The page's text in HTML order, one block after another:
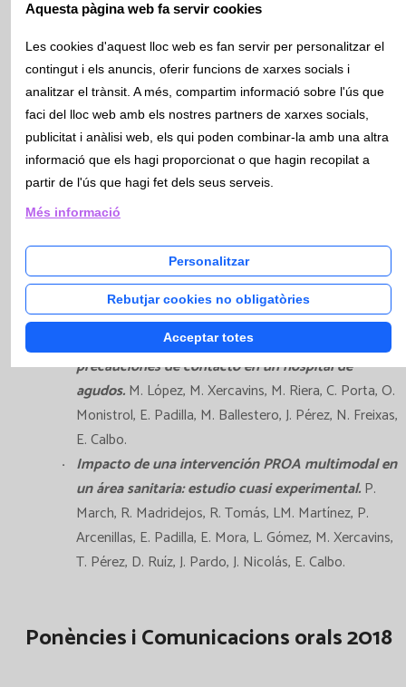
Ponències i Comunicacions orals 2019
Lluïsa Juan Pereira, ponent del Curs:Anàlisis
Clíniques. Cap pregunta sense resposta.Col.legi
oficial de farmacèutics de Barcelona, febrer 2019
Lluïsa Juan Pereira, ponent de la taula rodona:Salidas
profesionales.Infarma, març 2019.
Donant respostes des de la citogenètica
impartida dins del mòdul de casos clínics del Màster
oficial de Citogenètica i Biologia de la Reproducció
de la UAB (E. Triviño)
Dinámica de transmisibilidad de Klebsiella
pneumoniae productora de BLEE (KpBLEE) sin
precauciones de contacto en un hospital de
agudos.M. López, M. Xercavins, M. Riera, C. Porta, O.
Monistrol, E. Padilla, M. Ballestero, J. Pérez, N. Freixas,
E. Calbo.
Impacto de una intervención PROA multimodal en
un área sanitaria: estudio cuasi experimental.P.
March, R. Madridejos, R. Tomás, LM. Martínez, P.
Arcenillas, E. Padilla, E. Mora, L. Gómez, M. Xercavins,
T. Pérez, D. Ruíz, J. Pardo, J. Nicolás, E. Calbo.
Ponències i Comunicacions orals 2018
Aquesta pàgina web fa servir cookies
Les cookies d'aquest lloc web es fan servir per personalitzar el
contingut i els anuncis, oferir funcions de xarxes socials i
analitzar el trànsit. A més, compartim informació sobre l'ús que
faci del lloc web amb els nostres partners de xarxes socials,
publicitat i anàlisi web, els qui poden combinar-la amb una altra
informació que els hagi proporcionat o que hagin recopilat a
partir de l'ús que hagi fet dels seus serveis.
Més informació
Personalitzar
Rebutjar cookies no obligatòries
Acceptar totes